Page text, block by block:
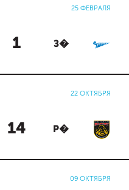
25 ФЕВРАЛЯ
1 З�
22 ОКТЯБРЯ
14 Р�
09 ОКТЯБРЯ